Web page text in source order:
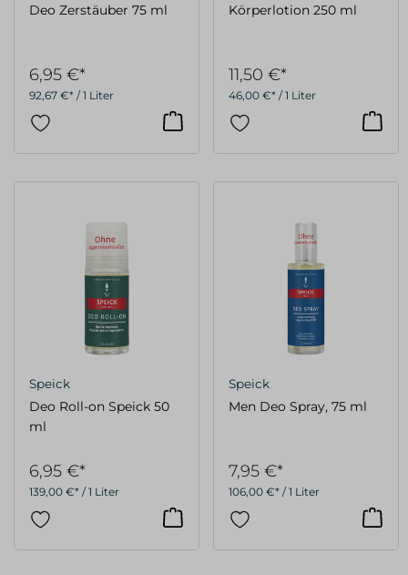
Deo Zerstäuber 75 ml
92,67 €* / 1 Liter
6,95 €*
Körperlotion 250 ml
46,00 €* / 1 Liter
11,50 €*
Speick
Deo Roll-on Speick 50
ml
139,00 €* / 1 Liter
6,95 €*
Speick
Men Deo Spray, 75 ml
106,00 €* / 1 Liter
7,95 €*